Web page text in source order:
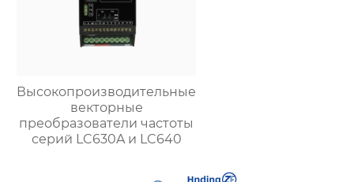
Высокопроизводительные
векторные
преобразователи частоты
серий LC630A и LC640